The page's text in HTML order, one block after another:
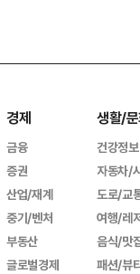
경제
금융
증권
산업/재계
중기/벤처
부동산
글로벌경제
생활/
건강정보
자동차/
도로/교
여행/레
음식/맛
패션/뷰